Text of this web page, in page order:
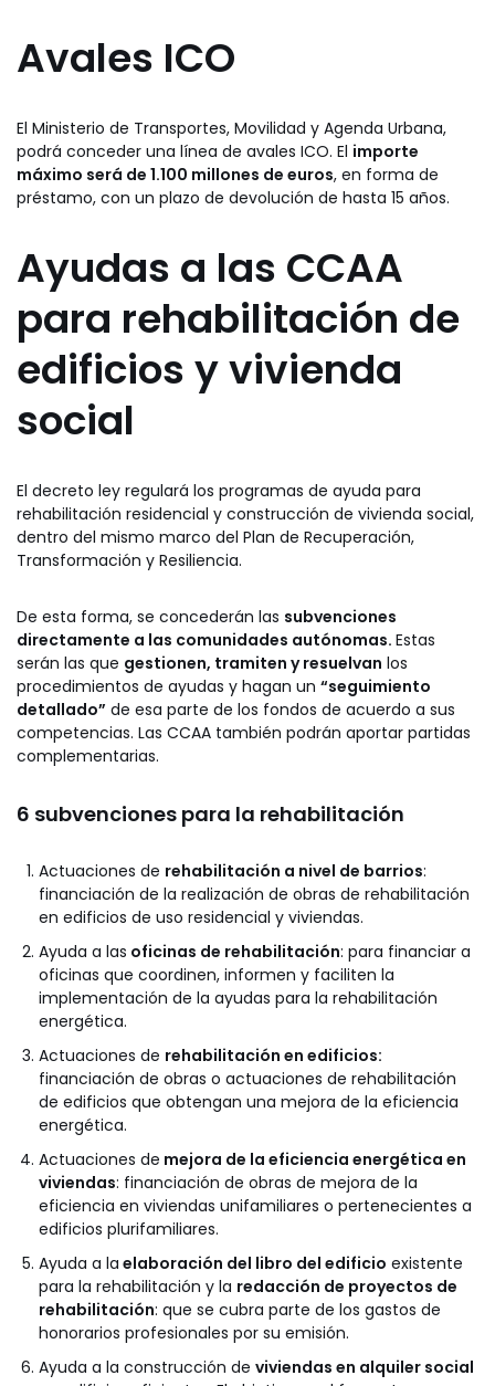
Avales ICO
El Ministerio de Transportes, Movilidad y Agenda Urbana,
podrá conceder una línea de avales ICO. El importe
máximo será de 1.100 millones de euros, en forma de
préstamo, con un plazo de devolución de hasta 15 años.
Ayudas a las CCAA
para rehabilitación de
edificios y vivienda
social
El decreto ley regulará los programas de ayuda para
rehabilitación residencial y construcción de vivienda social,
dentro del mismo marco del Plan de Recuperación,
Transformación y Resiliencia.
De esta forma, se concederán las subvenciones
directamente a las comunidades autónomas. Estas
serán las que gestionen, tramiten y resuelvan los
procedimientos de ayudas y hagan un “seguimiento
detallado” de esa parte de los fondos de acuerdo a sus
competencias. Las CCAA también podrán aportar partidas
complementarias.
6 subvenciones para la rehabilitación
Actuaciones de rehabilitación a nivel de barrios:
financiación de la realización de obras de rehabilitación
en edificios de uso residencial y viviendas.
Ayuda a las oficinas de rehabilitación: para financiar a
oficinas que coordinen, informen y faciliten la
implementación de la ayudas para la rehabilitación
energética.
Actuaciones de rehabilitación en edificios:
financiación de obras o actuaciones de rehabilitación
de edificios que obtengan una mejora de la eficiencia
energética.
Actuaciones de mejora de la eficiencia energética en
viviendas: financiación de obras de mejora de la
eficiencia en viviendas unifamiliares o pertenecientes a
edificios plurifamiliares.
Ayuda a la elaboración del libro del edificio existente
para la rehabilitación y la redacción de proyectos de
rehabilitación: que se cubra parte de los gastos de
honorarios profesionales por su emisión.
Ayuda a la construcción de viviendas en alquiler social